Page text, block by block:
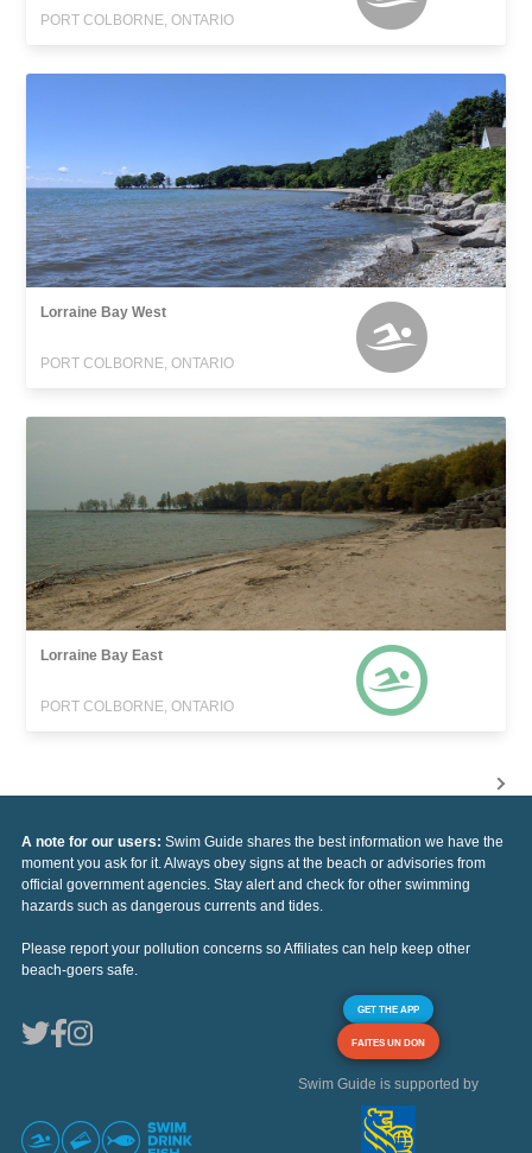
PORT COLBORNE, ONTARIO
Lorraine Bay West
PORT COLBORNE, ONTARIO
Lorraine Bay East
PORT COLBORNE, ONTARIO
A note for our users: Swim Guide shares the best information we have the
moment you ask for it. Always obey signs at the beach or advisories from
official government agencies. Stay alert and check for other swimming
hazards such as dangerous currents and tides.
Please report your pollution concerns so Affiliates can help keep other
beach-goers safe.
GET THE APP
FAITES UN DON
Swim Guide is supported by